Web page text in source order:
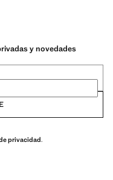
y novedades
privacidad.